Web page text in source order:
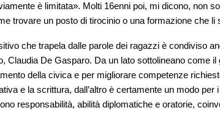
è limitata». Molti 16enni poi, mi dicono, non
trovare un posto di tirocinio o una formazione che li
che trapela dalle parole dei ragazzi è condiviso
Claudia De Gasparo. Da un lato sottolineano come
della civica e per migliorare competenze
e la scrittura, dall’altro è certamente un modo
responsabilità, abilità diplomatiche e oratorie,